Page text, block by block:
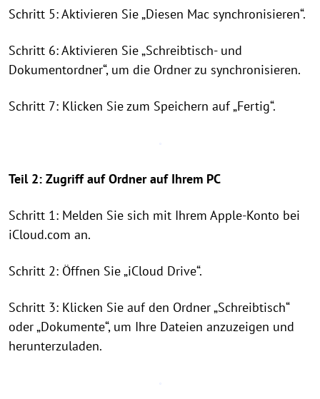
Schritt 5: Aktivieren Sie „Diesen Mac synchronisieren“.
Schritt 6: Aktivieren Sie „Schreibtisch- und
Dokumentordner“, um die Ordner zu synchronisieren.
Schritt 7: Klicken Sie zum Speichern auf „Fertig“.
Teil 2: Zugriff auf Ordner auf Ihrem PC
Schritt 1: Melden Sie sich mit Ihrem Apple-Konto bei
iCloud.com an.
Schritt 2: Öffnen Sie „iCloud Drive“.
Schritt 3: Klicken Sie auf den Ordner „Schreibtisch“
oder „Dokumente“, um Ihre Dateien anzuzeigen und
herunterzuladen.